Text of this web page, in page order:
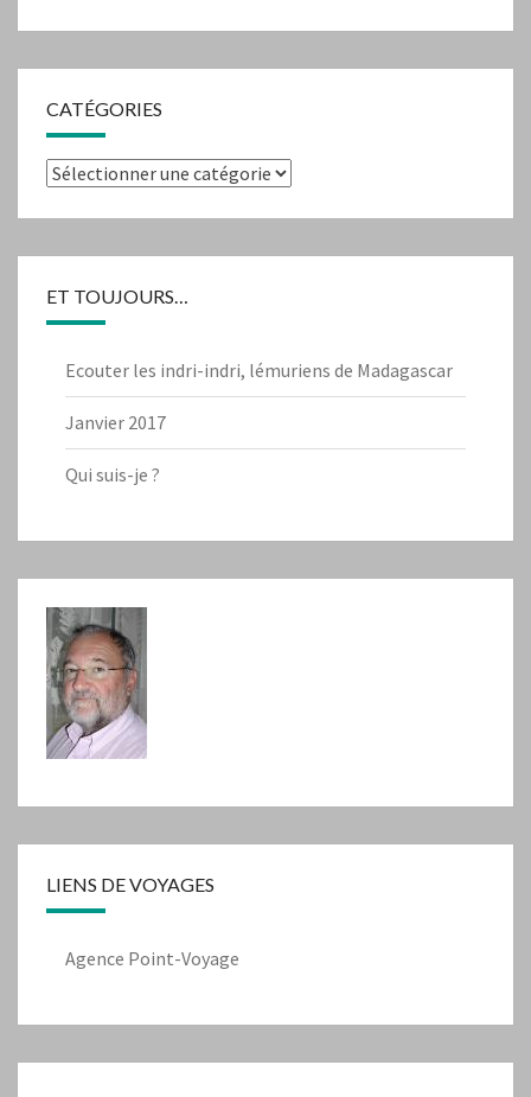
CATÉGORIES
Catégories
ET TOUJOURS…
Ecouter les indri-indri, lémuriens de Madagascar
Janvier 2017
Qui suis-je ?
LIENS DE VOYAGES
Agence Point-Voyage